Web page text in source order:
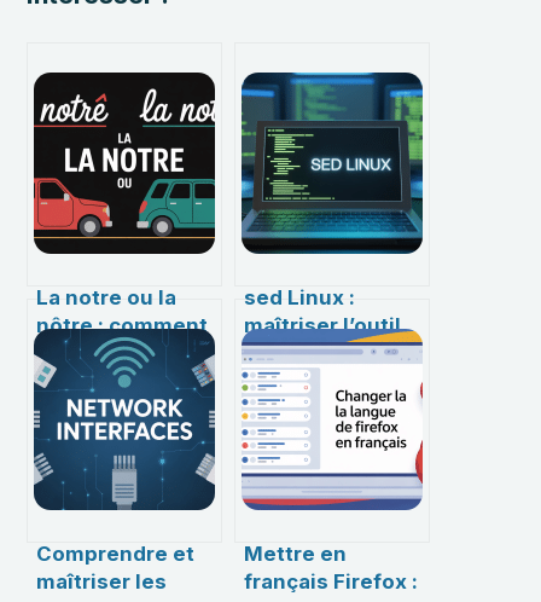
La notre ou la
nôtre : comment
choisir et ne plus
se tromper
sed Linux :
maîtriser l’outil
d’édition en ligne
de commandes
Comprendre et
maîtriser les
Mettre en
français Firefox :